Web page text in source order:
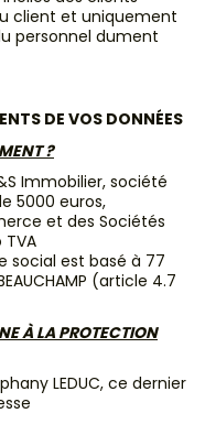
client et uniquement
personnel dument
DE VOS DONNÉES
?
Immobilier, société
5000 euros,
et des Sociétés
social est basé à 77
(article 4.7
À LA PROTECTION
LEDUC, ce dernier